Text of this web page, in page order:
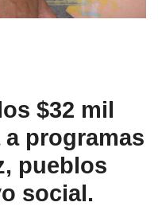
$32 mil
programas
pueblos
social.